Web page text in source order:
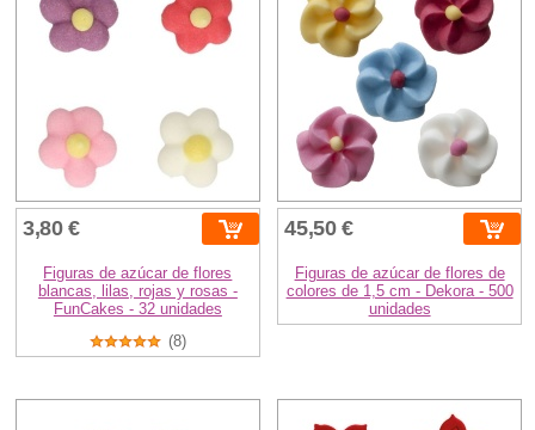
3,80 €
Figuras de azúcar de flores
blancas, lilas, rojas y rosas -
FunCakes - 32 unidades
(8)
45,50 €
Figuras de azúcar de flores de
colores de 1,5 cm - Dekora - 500
unidades